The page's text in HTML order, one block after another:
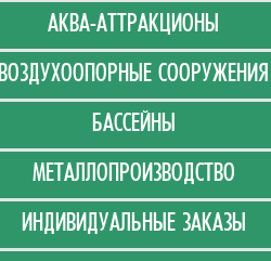
АКВА-АТТРАКЦИОНЫ
ВОЗДУХООПОРНЫЕ СООРУЖЕНИЯ
БАССЕЙНЫ
МЕТАЛЛОПРОИЗВОДСТВО
ИНДИВИДУАЛЬНЫЕ ЗАКАЗЫ